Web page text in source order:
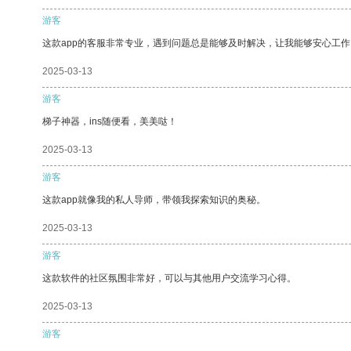
游客
这款app的客服非常专业，遇到问题总是能够及时解决，让我能够安心工
2025-03-13
游客
梯子神器，ins随便看，美美哒！
2025-03-13
游客
这款app就像我的私人导师，带领我探索知识的奥秘。
2025-03-13
游客
这款软件的社区氛围非常好，可以与其他用户交流学习心得。
2025-03-13
游客